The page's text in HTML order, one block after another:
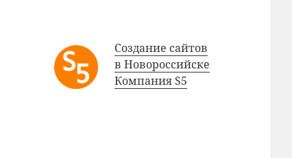
Создание сайтов
в Новороссийске
Компания S5